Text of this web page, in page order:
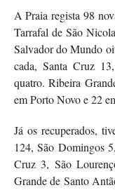
A Praia regista 98
Tarrafal de São
Salvador do Mundo
cada, Santa Cruz
quatro. Ribeira
em Porto Novo e 22
Já os recuperados,
124, São Domingos
Cruz 3, São
Grande de Santo